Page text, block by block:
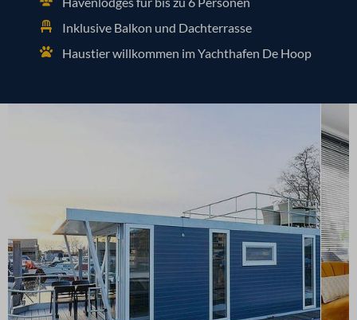
Inklusive Balkon und Dachterrasse
Haustier willkommen im Yachthafen De Hoop